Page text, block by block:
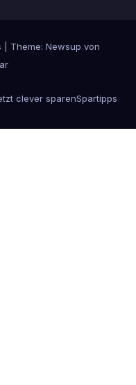
Theme: Newsup von
clever sparenSpartipps